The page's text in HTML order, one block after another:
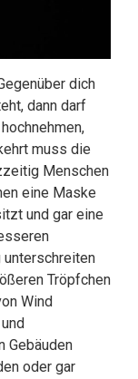
dich
dann darf
muss die
Menschen
eine Maske
und gar eine
Tröpfchen
Wind
Gebäuden
oder gar